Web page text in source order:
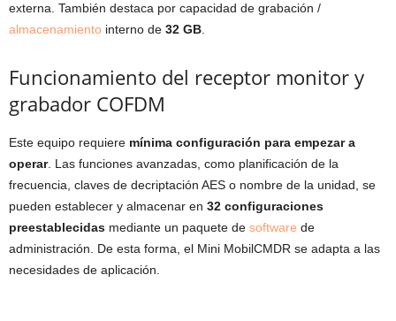
externa. También destaca por capacidad de grabación /
almacenamiento interno de 32 GB
Funcionamiento del receptor monitor y
grabador COFDM
Este equipo requiere mínima configuración para empezar a
operar. Las funciones avanzadas, como planificación de la
frecuencia, claves de decriptación AES o nombre de la unidad, se
pueden establecer y almacenar en 32 configuraciones
preestablecidas mediante un paquete de software de
administración. De esta forma, el Mini MobilCMDR se adapta a las
necesidades de aplicación.